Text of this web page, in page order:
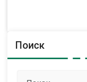
Поиск